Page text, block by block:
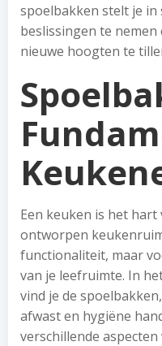
spoelbakken stelt je
beslissingen te
nieuwe hoogten te
Een keuken is het hart
ontworpen
functionaliteit, maar
van je leefruimte. In
vind je de
afwast en hygiëne
verschillende